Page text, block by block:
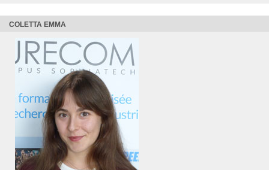
COLETTA EMMA